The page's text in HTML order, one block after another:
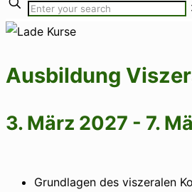
Ausbildung
3. März 2027 - 7.
Grundlagen des viszeralen